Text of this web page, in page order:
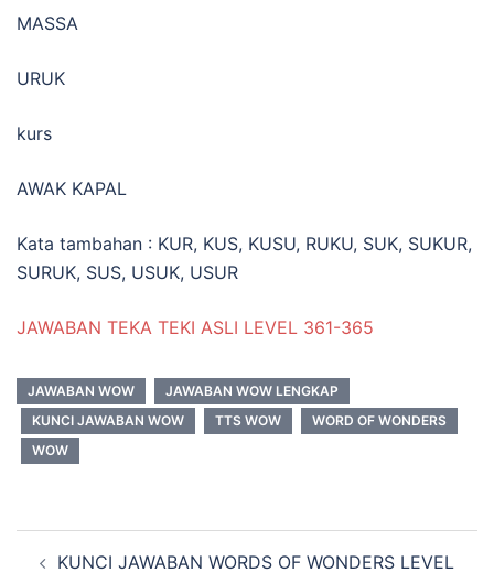
MASSA
URUK
kurs
AWAK KAPAL
Kata tambahan : KUR, KUS, KUSU, RUKU, SUK, SUKUR,
SURUK, SUS, USUK, USUR
JAWABAN TEKA TEKI ASLI LEVEL 361-365
JAWABAN WOW
JAWABAN WOW LENGKAP
KUNCI JAWABAN WOW
TTS WOW
WORD OF WONDERS
WOW
Navigasi
KUNCI JAWABAN WORDS OF WONDERS LEVEL